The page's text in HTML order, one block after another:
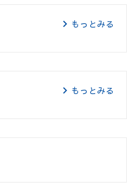
もっとみる
もっとみる